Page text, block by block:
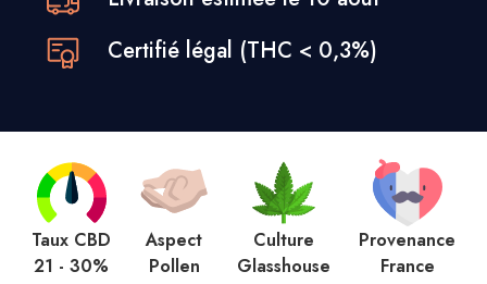
Certifié légal (THC < 0,3%)
Taux CBD
21 - 30%
Aspect
Pollen
Culture
Glasshouse
Provenance
France